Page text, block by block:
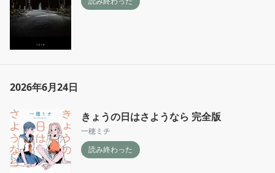
2026年6月24日
きょうの日はさようなら 完全版
一穂ミチ
読み終わった